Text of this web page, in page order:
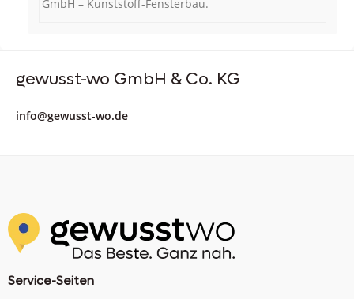
GmbH – Kunststoff-Fensterbau.
gewusst-wo GmbH & Co. KG
info@gewusst-wo.de
Service-Seiten